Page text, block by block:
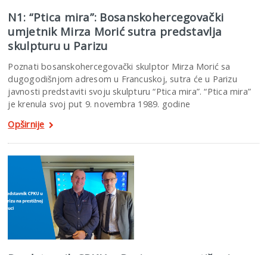
N1: “Ptica mira”: Bosanskohercegovački
umjetnik Mirza Morić sutra predstavlja
skulpturu u Parizu
Poznati bosanskohercegovački skulptor Mirza Morić sa
dugogodišnjom adresom u Francuskoj, sutra će u Parizu
javnosti predstaviti svoju skulpturu “Ptica mira”. “Ptica mira”
je krenula svoj put 9. novembra 1989. godine
Opširnije